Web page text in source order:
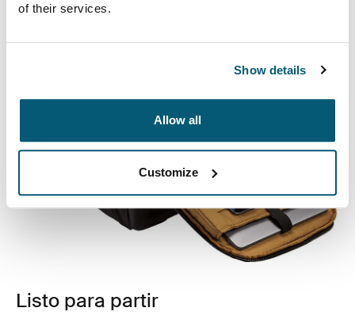
of their services.
Show details
Allow all
Customize
viajes.
Listo para partir